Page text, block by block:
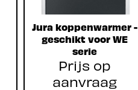
Jura koppenwarmer -
geschikt voor WE
serie
Prijs op
aanvraag